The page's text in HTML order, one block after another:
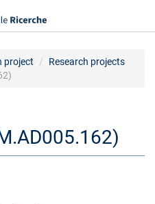
project
Research projects